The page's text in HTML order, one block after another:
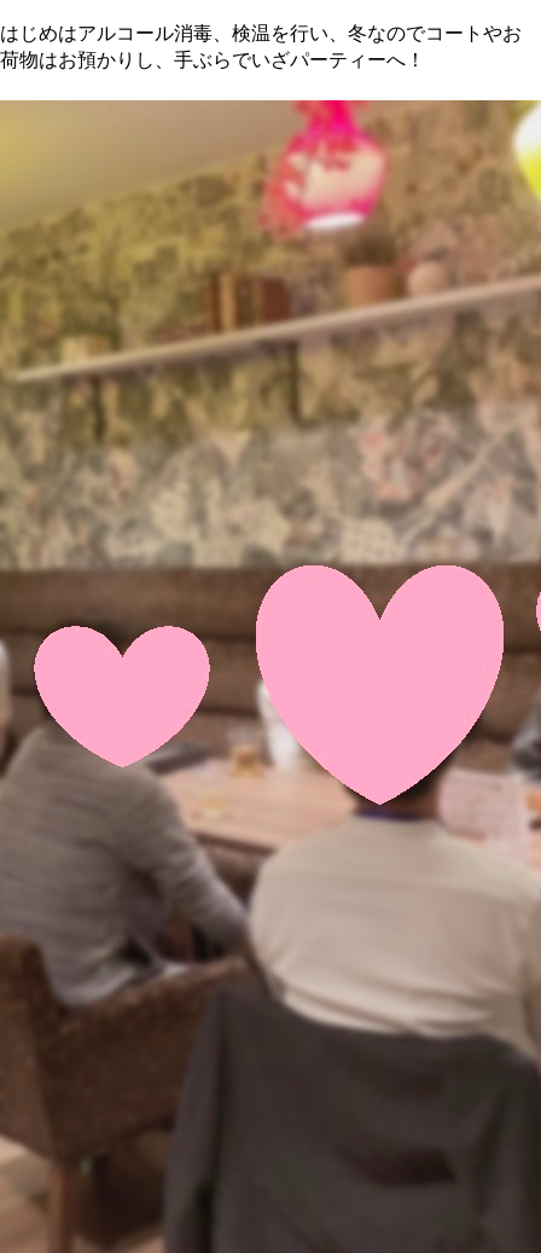
はじめはアルコール消毒、検温を行い、冬なのでコートやお
荷物はお預かりし、手ぶらでいざパーティーへ！